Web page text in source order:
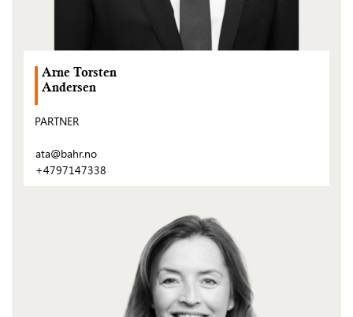
Arne Torsten
Andersen
PARTNER
ata@bahr.no
+4797147338